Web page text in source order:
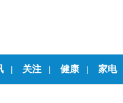
| 关注 | 健康 | 家电